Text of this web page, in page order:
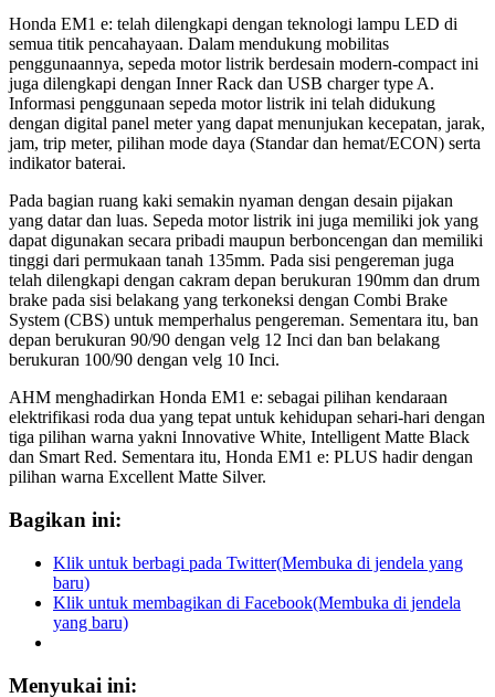
Honda EM1 e: telah dilengkapi dengan teknologi lampu LED di
semua titik pencahayaan. Dalam mendukung mobilitas
penggunaannya, sepeda motor listrik berdesain modern-compact ini
juga dilengkapi dengan Inner Rack dan USB charger type A.
Informasi penggunaan sepeda motor listrik ini telah didukung
dengan digital panel meter yang dapat menunjukan kecepatan, jarak,
jam, trip meter, pilihan mode daya (Standar dan hemat/ECON) serta
indikator baterai.
Pada bagian ruang kaki semakin nyaman dengan desain pijakan
yang datar dan luas. Sepeda motor listrik ini juga memiliki jok yang
dapat digunakan secara pribadi maupun berboncengan dan memiliki
tinggi dari permukaan tanah 135mm. Pada sisi pengereman juga
telah dilengkapi dengan cakram depan berukuran 190mm dan drum
brake pada sisi belakang yang terkoneksi dengan Combi Brake
System (CBS) untuk memperhalus pengereman. Sementara itu, ban
depan berukuran 90/90 dengan velg 12 Inci dan ban belakang
berukuran 100/90 dengan velg 10 Inci.
AHM menghadirkan Honda EM1 e: sebagai pilihan kendaraan
elektrifikasi roda dua yang tepat untuk kehidupan sehari-hari dengan
tiga pilihan warna yakni Innovative White, Intelligent Matte Black
dan Smart Red. Sementara itu, Honda EM1 e: PLUS hadir dengan
pilihan warna Excellent Matte Silver.
Bagikan ini:
Klik untuk berbagi pada Twitter(Membuka di jendela yang
baru)
Klik untuk membagikan di Facebook(Membuka di jendela
yang baru)
Menyukai ini: